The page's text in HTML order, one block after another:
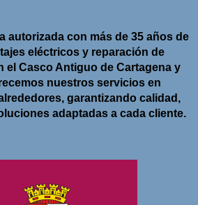
autorizada con más de 35 años de
eléctricos y reparación de
el Casco Antiguo de Cartagena y
nuestros servicios en
garantizando calidad,
adaptadas a cada cliente.